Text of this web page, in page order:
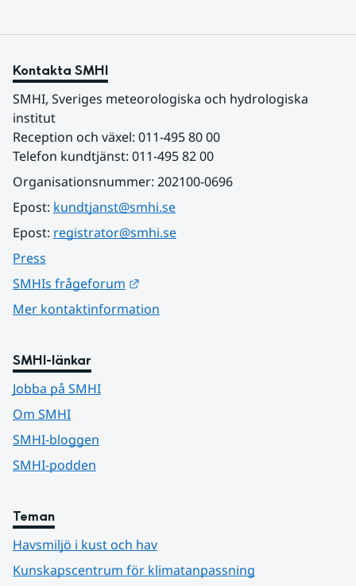
Kontakta SMHI
SMHI, Sveriges meteorologiska och hydrologiska
institut
Reception och växel: 011-495 80 00
Telefon kundtjänst: 011-495 82 00
Organisationsnummer: 202100-0696
Epost: kundtjanst@smhi.se
Epost: registrator@smhi.se
Press
SMHIs frågeforum
Mer kontaktinformation
SMHI-länkar
Jobba på SMHI
Om SMHI
SMHI-bloggen
SMHI-podden
Teman
Havsmiljö i kust och hav
Kunskapscentrum för klimatanpassning